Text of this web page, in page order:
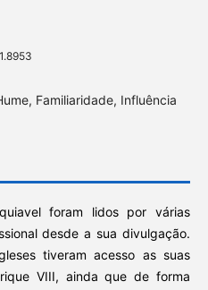
Familiaridade, Influência
foram lidos por várias
desde a sua divulgação.
tiveram acesso as suas
VIII, ainda que de forma